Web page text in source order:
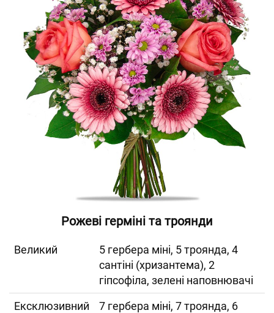
Рожеві герміні та троянди
Великий
5 гербера міні, 5 троянда, 4
сантіні (хризантема), 2
гіпсофіла, зелені наповнювачі
Ексклюзивний
7 гербера міні, 7 троянда, 6